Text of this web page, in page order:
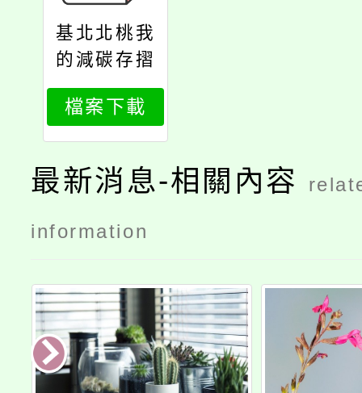
基北北桃我
的減碳存摺
登入及參加
方式懶人包
檔案下載
最新消息-相關內容
information